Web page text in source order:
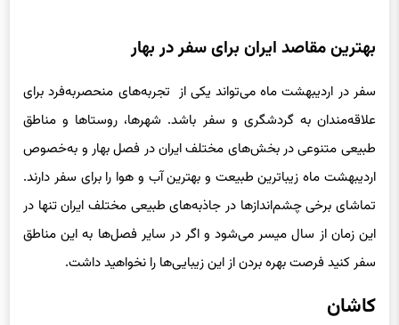
بهترین مقاصد ایران برای سفر در بهار
سفر در اردیبهشت ماه می‌تواند یکی از تجربه‌های منحصربه‌فرد برای
علاقه‌مندان به گردشگری و سفر باشد. شهرها، روستاها و مناطق
طبیعی متنوعی در بخش‌های مختلف ایران در فصل بهار و به‌خصوص
اردیبهشت ماه زیباترین طبیعت و بهترین آب و هوا را برای سفر دارند.
تماشای برخی چشم‌اندازها در جاذبه‌های طبیعی مختلف ایران تنها در
این زمان از سال میسر می‌شود و اگر در سایر فصل‌ها به این مناطق
سفر کنید فرصت بهره بردن از این زیبایی‌ها را نخواهید داشت.
کاشان